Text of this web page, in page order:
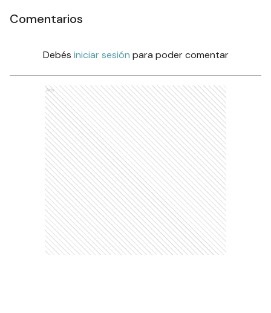
Comentarios
Debés iniciar sesión para poder comentar
Ads